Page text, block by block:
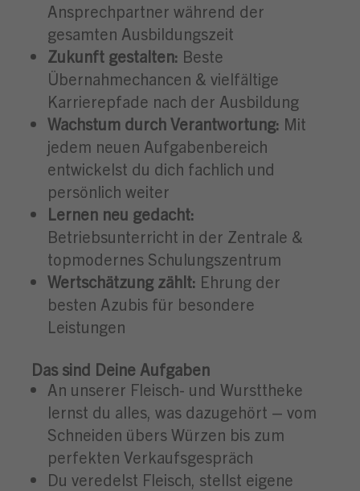
Ansprechpartner während der
gesamten Ausbildungszeit
Zukunft gestalten: Beste
Übernahmechancen & vielfältige
Karrierepfade nach der Ausbildung
Wachstum durch Verantwortung: Mit
jedem neuen Aufgabenbereich
entwickelst du dich fachlich und
persönlich weiter
Lernen neu gedacht:
Betriebsunterricht in der Zentrale &
topmodernes Schulungszentrum
Wertschätzung zählt: Ehrung der
besten Azubis für besondere
Leistungen
Das sind Deine Aufgaben
An unserer Fleisch- und Wursttheke
lernst du alles, was dazugehört – vom
Schneiden übers Würzen bis zum
perfekten Verkaufsgespräch
Du veredelst Fleisch, stellst eigene